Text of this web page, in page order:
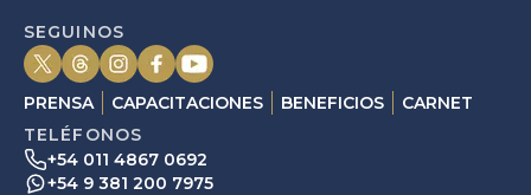
SEGUINOS
PRENSA CAPACITACIONES BENEFICIOS
CARNET
TELÉFONOS
+54 011 4867 0692
+54 9 381 200 7975